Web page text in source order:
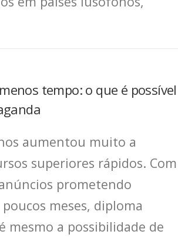
tempo: o que é possível
aumentou muito a
superiores rápidos. Com
prometendo
meses, diploma
mesmo a possibilidade de